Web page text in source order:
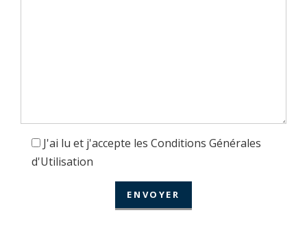
J'ai lu et j'accepte les Conditions Générales
d'Utilisation